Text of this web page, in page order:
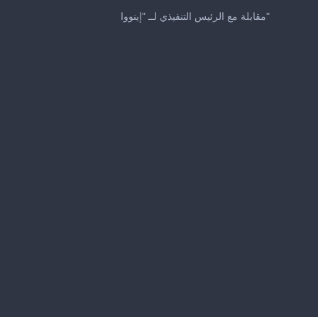
مقابلة مع الرئيس التنفيذي لــ "إينووا"